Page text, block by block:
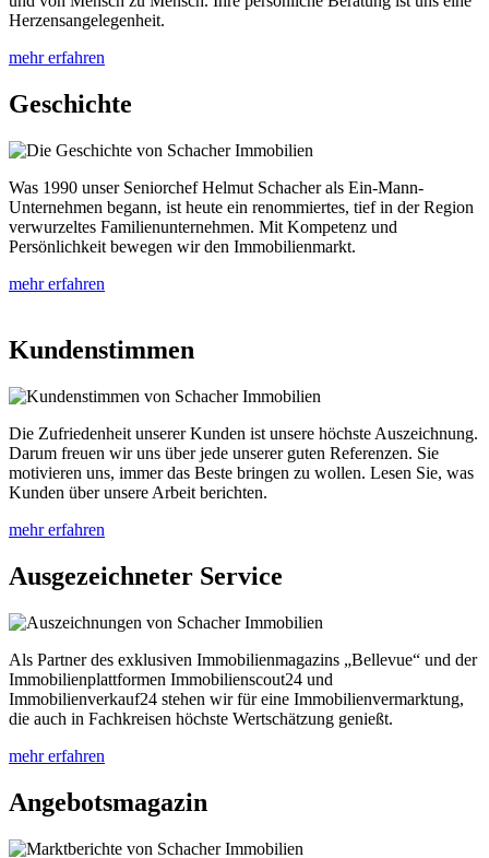
Herzensangelegenheit.
mehr erfahren
Geschichte
Was 1990 unser Seniorchef Helmut Schacher als Ein-Mann-
Unternehmen begann, ist heute ein renommiertes, tief in der Region
verwurzeltes Familienunternehmen. Mit Kompetenz und
Persönlichkeit bewegen wir den Immobilienmarkt.
mehr erfahren
Kundenstimmen
Die Zufriedenheit unserer Kunden ist unsere höchste Auszeichnung.
Darum freuen wir uns über jede unserer guten Referenzen. Sie
motivieren uns, immer das Beste bringen zu wollen. Lesen Sie, was
Kunden über unsere Arbeit berichten.
mehr erfahren
Ausgezeichneter Service
Als Partner des exklusiven Immobilienmagazins „Bellevue“ und der
Immobilienplattformen Immobilienscout24 und
Immobilienverkauf24 stehen wir für eine Immobilienvermarktung,
die auch in Fachkreisen höchste Wertschätzung genießt.
mehr erfahren
Angebotsmagazin